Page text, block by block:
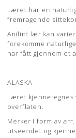
ALASKA
Læderet er
overflade. Mærker i
til det eksklusive
Denne lædertype
naturlig lædervoks
Lædertykkelse: 0,8-1
Læs mere om pleje
Læret har en
fremragende
Anilint lær kan
forekomme
har fått gjennom et
ALASKA
Læret kjennetegnes
overflaten.
Merker i form av
utseendet og